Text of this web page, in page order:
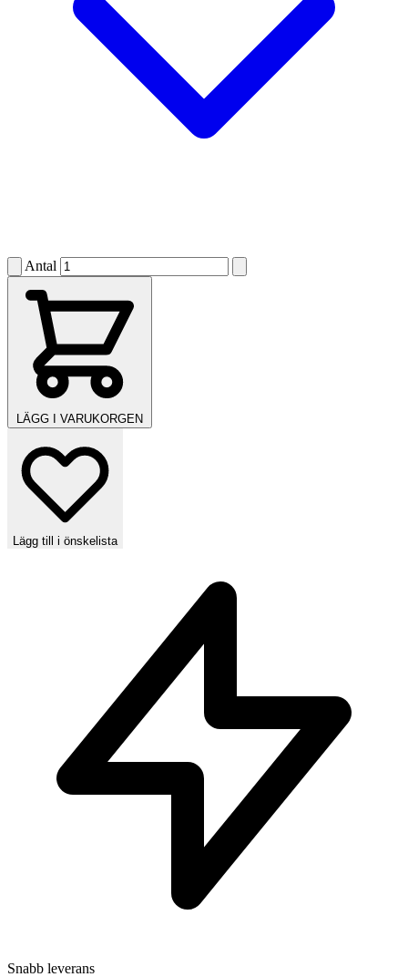
Antal
LÄGG I VARUKORGEN
Lägg till i önskelista
Snabb leverans